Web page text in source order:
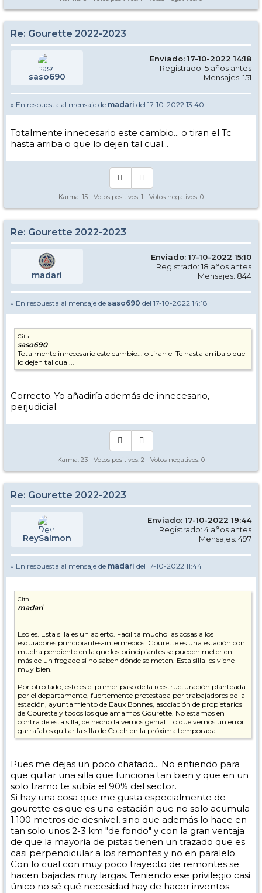
Re: Gourette 2022-2023
saso690
Enviado: 17-10-2022 14:18
Registrado: 5 años antes
Mensajes: 151
» En respuesta al mensaje de madari del 17-10-2022 13:40
Totalmente innecesario este cambio... o tiran el Tc
hasta arriba o que lo dejen tal cual...
Karma: 15 - Votos positivos: 1 - Votos negativos: 0
Re: Gourette 2022-2023
madari
Enviado: 17-10-2022 15:10
Registrado: 18 años antes
Mensajes: 844
» En respuesta al mensaje de saso690 del 17-10-2022 14:18
Cita
saso690
Totalmente innecesario este cambio... o tiran el Tc hasta arriba o que
lo dejen tal cual...
Correcto. Yo añadiría además de innecesario,
perjudicial.
Karma: 23 - Votos positivos: 2 - Votos negativos: 0
Re: Gourette 2022-2023
ReySalmon
Enviado: 17-10-2022 19:44
Registrado: 4 años antes
Mensajes: 497
» En respuesta al mensaje de madari del 17-10-2022 11:44
Cita
madari
Eso es. Esta silla es un acierto. Facilita mucho las cosas a los
esquiadores principiantes-intermedios. Gourette es una estación con
mucha pendiente en la que los principiantes se pueden meter en
más de un fregado si no saben dónde se meten. Esta silla les viene
muy bien.
Por otro lado, este es el primer paso de la reestructuración planteada
por el departamento, fuertemente protestada por trabajadores de la
estación, ayuntamiento de Eaux Bonnes, asociación de propietarios
de Gourette y todos los que amamos Gourette. No estamos en
contra de esta silla, de hecho la vemos genial. Lo que vemos un error
garrafal es quitar la silla de Cotch en la próxima temporada.
ampliar Gourette a Anglas sería un notición y un primer posible
paso a la unión con Artouste en el futuro. Vamos a ver, paso a paso.
Ahora mismo, Gourette, para el que no sufre de kilometritis, es una
gozada. Con Anglas, sería la caña y uniendo a Artouste, la bomba
Pues me dejas un poco chafado... No entiendo para
que quitar una silla que funciona tan bien y que en un
solo tramo te subía el 90% del sector.
Si hay una cosa que me gusta especialmente de
gourette es que es una estación que no solo acumula
1.100 metros de desnivel, sino que además lo hace en
tan solo unos 2-3 km "de fondo" y con la gran ventaja
de que la mayoría de pistas tienen un trazado que es
casi perpendicular a los remontes y no en paralelo.
Con lo cual con muy poco trayecto de remontes se
hacen bajadas muy largas. Teniendo ese privilegio casi
único no sé qué necesidad hay de hacer inventos.